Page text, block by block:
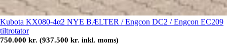
Kubota KX080-4α2 NYE BÆLTER / Engcon DC2 / Engcon EC209
tiltrotator
750.000 kr. (937.500 kr. inkl. moms)